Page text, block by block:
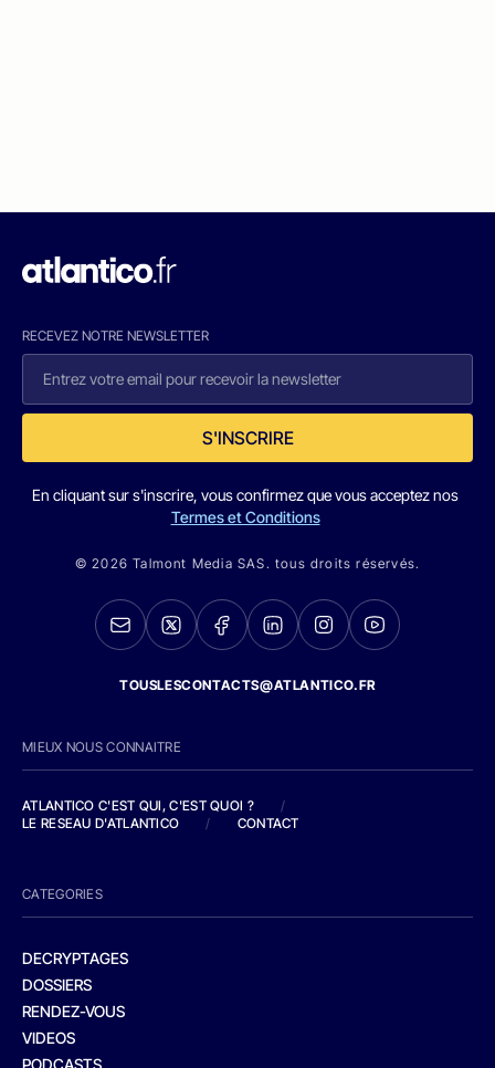
RECEVEZ NOTRE NEWSLETTER
S'INSCRIRE
En cliquant sur s'inscrire, vous confirmez que vous acceptez nos
Termes et Conditions
© 2026 Talmont Media SAS. tous droits réservés.
TOUSLESCONTACTS@ATLANTICO.FR
MIEUX NOUS CONNAITRE
ATLANTICO C'EST QUI, C'EST QUOI ?
/
LE RESEAU D'ATLANTICO
/ CONTACT
CATEGORIES
DECRYPTAGES
DOSSIERS
RENDEZ-VOUS
VIDEOS